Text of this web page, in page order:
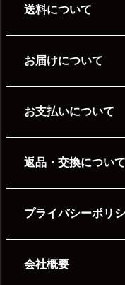
送料について
お届けについて
お支払いについて
返品・交換について
プライバシーポリ
会社概要